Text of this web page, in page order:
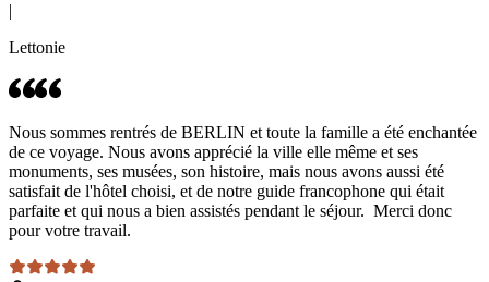
|
Lettonie
Nous sommes rentrés de BERLIN et toute la famille a été enchantée
de ce voyage. Nous avons apprécié la ville elle même et ses
monuments, ses musées, son histoire, mais nous avons aussi été
satisfait de l'hôtel choisi, et de notre guide francophone qui était
parfaite et qui nous a bien assistés pendant le séjour. Merci donc
pour votre travail.